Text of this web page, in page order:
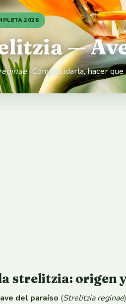
2026
—
· Cómo cuidarla, hacer
la strelitzia: origen
ave del paraíso (Strelitzia reginae